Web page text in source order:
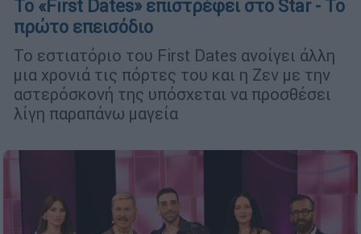
Το «First Dates» επιστρέφει στο Star - Το
πρώτο επεισόδιο
Το εστιατόριο του First Dates ανοίγει άλλη
μια χρονιά τις πόρτες του και η Ζεν με την
αστερόσκονή της υπόσχεται να προσθέσει
λίγη παραπάνω μαγεία